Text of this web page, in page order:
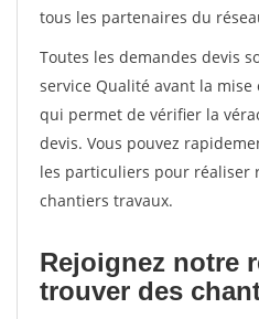
tous les partenaires du
Toutes les demandes devis
service Qualité avant la
qui permet de vérifier la
devis. Vous pouvez
les particuliers pour réaliser
chantiers travaux.
Rejoignez notre
trouver des